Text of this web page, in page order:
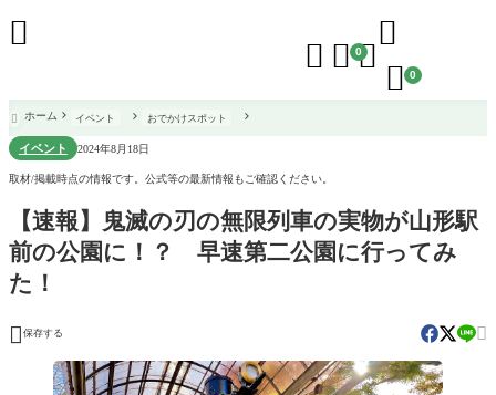
  0

 0

 ホーム イベント おでかけスポット
イベント 2024年8月18日
取材/掲載時点の情報です。公式等の最新情報もご確認ください。
【速報】鬼滅の刃の無限列車の実物が山形駅
前の公園に！？ 早速第二公園に行ってみ
た！
 保存する 